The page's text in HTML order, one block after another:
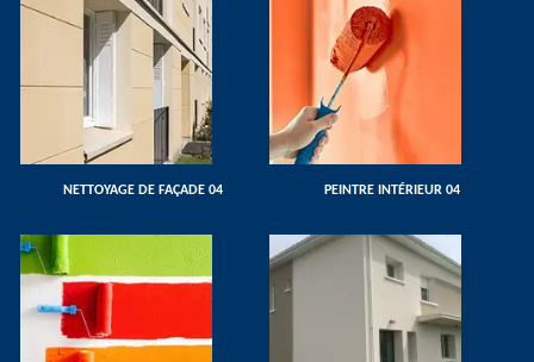
NETTOYAGE DE FAÇADE 04 PEINTRE INTÉRIEUR 04